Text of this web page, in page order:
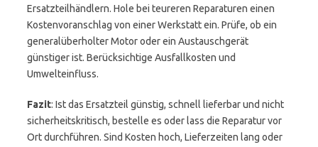
Ersatzteilhändlern. Hole bei teureren Reparaturen einen
Kostenvoranschlag von einer Werkstatt ein. Prüfe, ob ein
generalüberholter Motor oder ein Austauschgerät
günstiger ist. Berücksichtige Ausfallkosten und
Umwelteinfluss.
Fazit: Ist das Ersatzteil günstig, schnell lieferbar und nicht
sicherheitskritisch, bestelle es oder lass die Reparatur vor
Ort durchführen. Sind Kosten hoch, Lieferzeiten lang oder